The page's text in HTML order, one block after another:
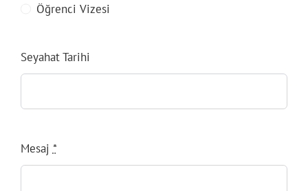
Öğrenci Vizesi
Seyahat Tarihi
Mesaj *